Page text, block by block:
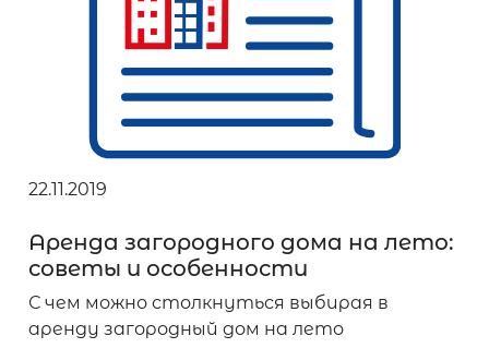
22.11.2019
Аренда загородного дома на лето:
советы и особенности
С чем можно столкнуться выбирая в
аренду загородный дом на лето